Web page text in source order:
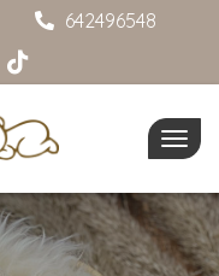
642496548